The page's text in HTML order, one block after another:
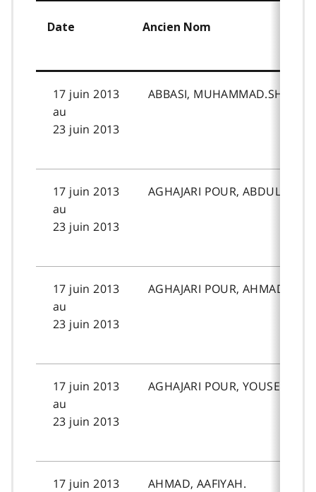
Date Ancien Nom
17 juin 2013
au
23 juin 2013
ABBASI,
17 juin 2013
au
23 juin 2013
AGHAJARI POUR, ABDULREZA.
17 juin 2013
au
23 juin 2013
AGHAJARI POUR, AHMAD.
17 juin 2013
au
23 juin 2013
AGHAJARI POUR, YOUSEF.
17 juin 2013
AHMAD, AAFIYAH.